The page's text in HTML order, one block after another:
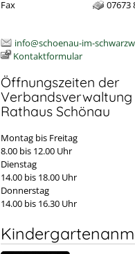
Fax
07673
info@schoenau-im-
Kontaktformular
Öffnungszeiten der
Verbandsverwaltung
Rathaus Schönau
Montag bis Freitag
8.00 bis 12.00 Uhr
Dienstag
14.00 bis 18.00 Uhr
Donnerstag
14.00 bis 16.30 Uhr